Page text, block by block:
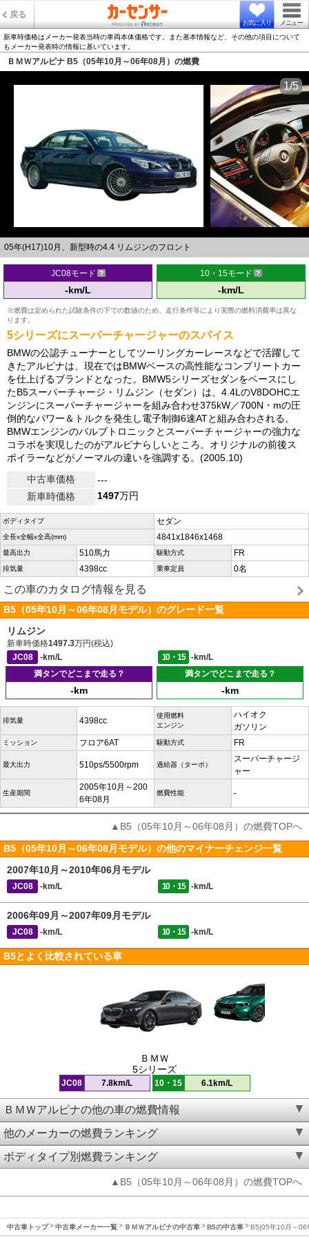
戻る
お気に入り メニュー
新車時価格はメーカー発表当時の車両本体価格です。また基本情報など、その他の項目について
もメーカー発表時の情報に基いています。
ＢＭＷアルピナ B5（05年10月～06年08月）の燃費
05年(H17)10月、新型時の4.4 リムジンのフロント
1/5
JC08モード
-km/L
10・15モード
-km/L
※燃費は定められた試験条件の下での数値のため、走行条件等により実際の燃料消費率は異な
ります。
5シリーズにスーパーチャージャーのスパイス
BMWの公認チューナーとしてツーリングカーレースなどで活躍して
きたアルピナは、現在ではBMWベースの高性能なコンプリートカー
を仕上げるブランドとなった。BMW5シリーズセダンをベースにし
たB5スーパーチャージ・リムジン（セダン）は、4.4LのV8DOHCエ
ンジンにスーパーチャージャーを組み合わせ375kW／700N・mの圧
倒的なパワー＆トルクを発生し電子制御6速ATと組み合わされる。
BMWエンジンのバルブトロニックとスーパーチャージャーの強力な
コラボを実現したのがアルピナらしいところ。オリジナルの前後ス
ポイラーなどがノーマルの違いを強調する。(2005.10)
中古車価格
---
新車時価格
1497万円
ボディタイプ セダン
全長x全幅x全高(mm) 4841x1846x1468
最高出力 510馬力 駆動方式 FR
排気量 4398cc 乗車定員 0名
この車のカタログ情報を見る
B5（05年10月～06年08月モデル）のグレード一覧
リムジン
新車時価格1497.3万円(税込)
JC08
-km/L 10・15
-km/L
満タンでどこまで走る？
-km
満タンでどこまで走る？
-km
排気量 4398cc
使用燃料
エンジン
ハイオク
ガソリン
ミッション フロア6AT 駆動方式 FR
最大出力 510ps/5500rpm 過給器（ターボ）
スーパーチャージ
ャー
生産期間
2005年10月～200
6年08月
燃費性能 -
▲B5（05年10月～06年08月）の燃費TOPへ
B5（05年10月～06年08月モデル）の他のマイナーチェンジ一覧
2007年10月～2010年06月モデル
JC08 -km/L 10・15 -km/L
2006年09月～2007年09月モデル
JC08 -km/L 10・15 -km/L
B5とよく比較されている車
ＢＭＷ
5シリーズ
JC08 7.8km/L 10・15 6.1km/L
ＢＭＷアルピナの他の車の燃費情報
他のメーカーの燃費ランキング
ボディタイプ別燃費ランキング
▲B5（05年10月～06年08月）の燃費TOPへ
中古車トップ 中古車メーカー一覧 ＢＭＷアルピナの中古車 B5の中古車 B5(05年10月～06